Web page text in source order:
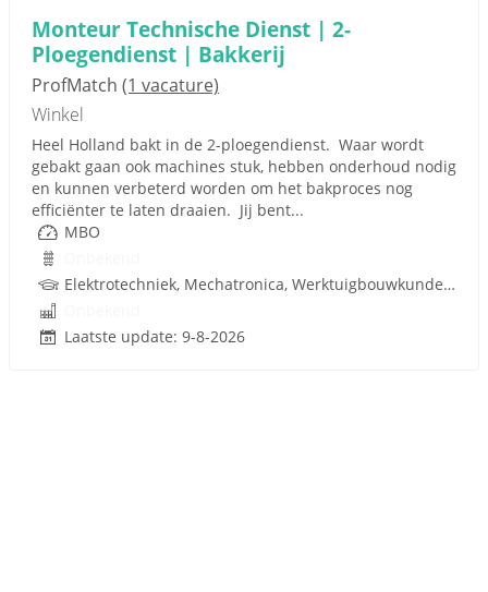
Monteur Technische Dienst | 2-
Ploegendienst | Bakkerij
ProfMatch (1 vacature)
Winkel
Heel Holland bakt in de 2-ploegendienst. Waar wordt
gebakt gaan ook machines stuk, hebben onderhoud nodig
en kunnen verbeterd worden om het bakproces nog
efficiënter te laten draaien. Jij bent...
MBO
Elektrotechniek, Mechatronica, Werktuigbouwkunde, Pneumatiek, Techniek
Laatste update: 9-8-2026